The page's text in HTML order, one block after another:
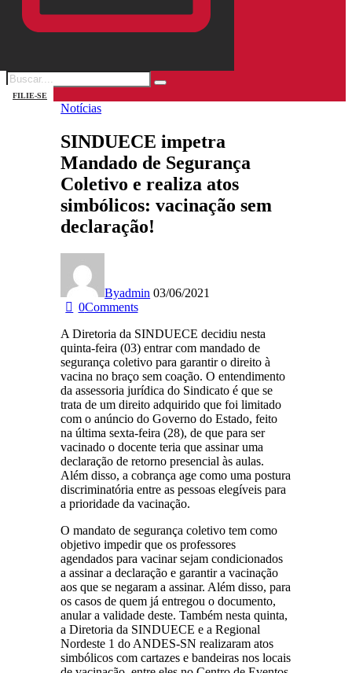
FILIE-SE
Notícias
SINDUECE impetra
Mandado de Segurança
Coletivo e realiza atos
simbólicos: vacinação sem
declaração!
Byadmin 03/06/2021
0Comments
A Diretoria da SINDUECE decidiu nesta
quinta-feira (03) entrar com mandado de
segurança coletivo para garantir o direito à
vacina no braço sem coação. O entendimento
da assessoria jurídica do Sindicato é que se
trata de um direito adquirido que foi limitado
com o anúncio do Governo do Estado, feito
na última sexta-feira (28), de que para ser
vacinado o docente teria que assinar uma
declaração de retorno presencial às aulas.
Além disso, a cobrança age como uma postura
discriminatória entre as pessoas elegíveis para
a prioridade da vacinação.
O mandato de segurança coletivo tem como
objetivo impedir que os professores
agendados para vacinar sejam condicionados
a assinar a declaração e garantir a vacinação
aos que se negaram a assinar. Além disso, para
os casos de quem já entregou o documento,
anular a validade deste. Também nesta quinta,
a Diretoria da SINDUECE e a Regional
Nordeste 1 do ANDES-SN realizaram atos
simbólicos com cartazes e bandeiras nos locais